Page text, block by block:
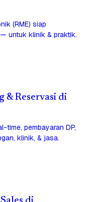
(RME) siap
— untuk klinik & praktik.
& Reservasi di
time, pembayaran DP,
klinik, & jasa.